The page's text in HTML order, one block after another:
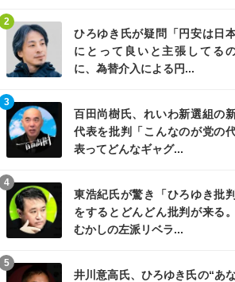
ひろゆき氏が疑問「円安は日
にとって良いと主張してる
に、為替介入による円...
2
百田尚樹氏、れいわ新選組の
代表を批判「こんなのが党の
表ってどんなギャグ...
3
東浩紀氏が驚き「ひろゆき批判
をするとどんどん批判が来る。
むかしの左派リベラ...
4
井川意高氏、ひろゆき氏の“あ
5